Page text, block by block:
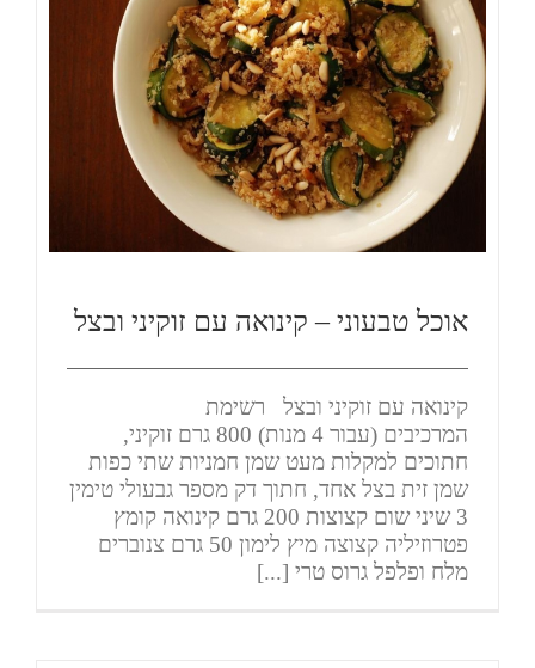
אוכל טבעוני – קינואה עם זוקיני ובצל
קינואה עם זוקיני ובצל רשימת
המרכיבים (עבור 4 מנות) 800 גרם זוקיני,
חתוכים למקלות מעט שמן חמניות שתי כפות
שמן זית בצל אחד, חתוך דק מספר גבעולי טימין
3 שיני שום קצוצות 200 גרם קינואה קומץ
פטרוזיליה קצוצה מיץ לימון 50 גרם צנוברים
מלח ופלפל גרוס טרי [...]